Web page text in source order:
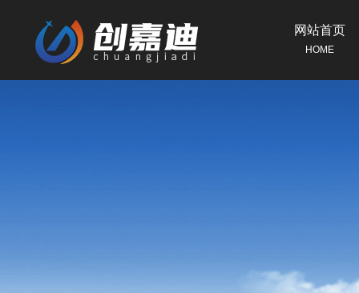
网站首页
HOME